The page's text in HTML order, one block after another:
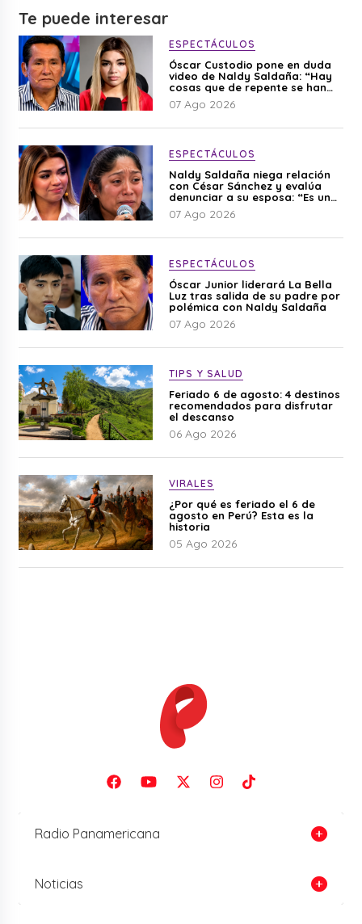
Te puede interesar
ESPECTÁCULOS
Óscar Custodio pone en duda
video de Naldy Saldaña: “Hay
cosas que de repente se han
editado”
07 Ago 2026
ESPECTÁCULOS
Naldy Saldaña niega relación
con César Sánchez y evalúa
denunciar a su esposa: “Es una
difamación”
07 Ago 2026
ESPECTÁCULOS
Óscar Junior liderará La Bella
Luz tras salida de su padre por
polémica con Naldy Saldaña
07 Ago 2026
TIPS Y SALUD
Feriado 6 de agosto: 4 destinos
recomendados para disfrutar
el descanso
06 Ago 2026
VIRALES
¿Por qué es feriado el 6 de
agosto en Perú? Esta es la
historia
05 Ago 2026
Radio Panamericana
Noticias